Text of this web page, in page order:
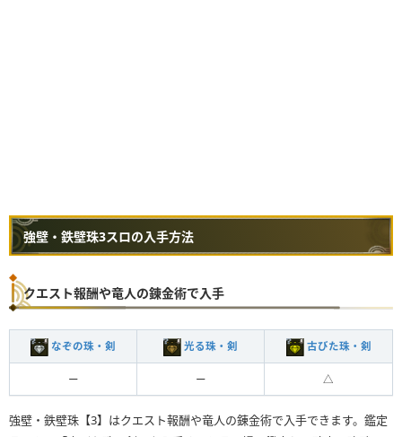
強壁・鉄壁珠3スロの入手方法
クエスト報酬や竜人の錬金術で入手
なぞの珠・剣 光る珠・剣 古びた珠・剣
ー ー △
強壁・鉄壁珠【3】はクエスト報酬や竜人の錬金術で入手できます。鑑定